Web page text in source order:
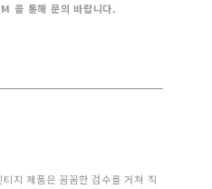
통해 문의 바랍니다.
지 제품은 꼼꼼한 검수를 거쳐 직